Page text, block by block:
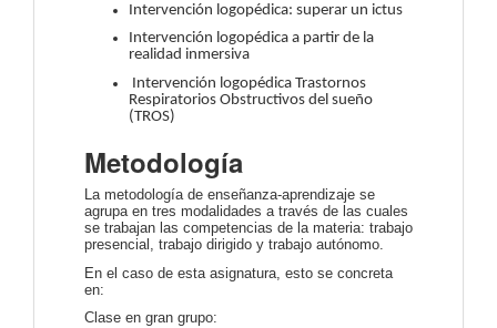
Intervención logopédica: superar un ictus
Intervención logopédica a partir de la
realidad inmersiva
Intervención logopédica Trastornos
Respiratorios Obstructivos del sueño
(TROS)
Metodología
La metodología de enseñanza-aprendizaje se
agrupa en tres modalidades a través de las cuales
se trabajan las competencias de la materia: trabajo
presencial, trabajo dirigido y trabajo autónomo.
En el caso de esta asignatura, esto se concreta
en:
Clase en gran grupo: